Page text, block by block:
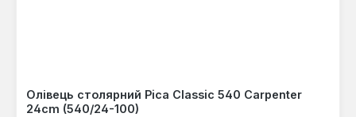
Олівець столярний Pica Classic 540 Carpenter
24cm (540/24-100)